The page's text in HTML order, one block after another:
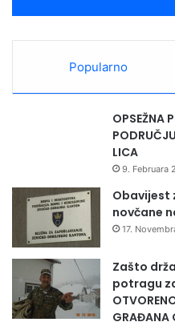
Popularno
OPSEŽNA
LICA
9. Februara
Obavijest
novčane
17.
Zašto
potragu
GRAĐANA